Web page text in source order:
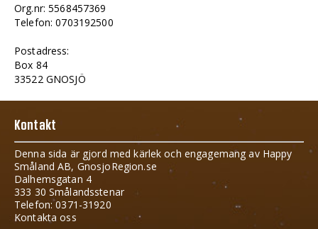
Org.nr: 5568457369
Telefon: 0703192500
Postadress:
Box 84
33522 GNOSJÖ
Kontakt
Denna sida är gjord med kärlek och engagemang av Happy
Småland AB, GnosjoRegion.se
Dalhemsgatan 4
333 30 Smålandsstenar
Telefon: 0371-31920
Kontakta oss